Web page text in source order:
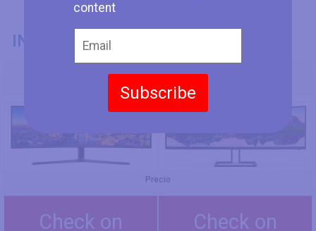
content
Subscribe
INFORMACIÓN GENERAL
Precio
Check on
Check on